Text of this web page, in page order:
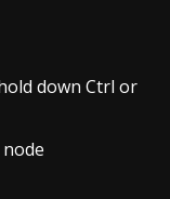
down Ctrl or